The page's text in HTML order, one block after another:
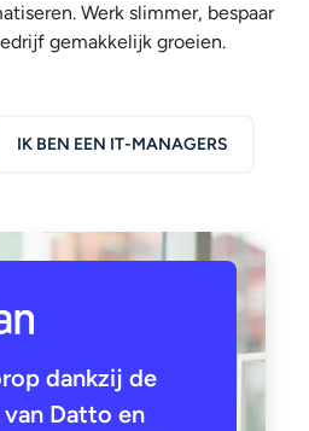
Werk slimmer, bespaar
gemakkelijk groeien.
IK BEN EEN IT-MANAGERS
dankzij de
Datto en